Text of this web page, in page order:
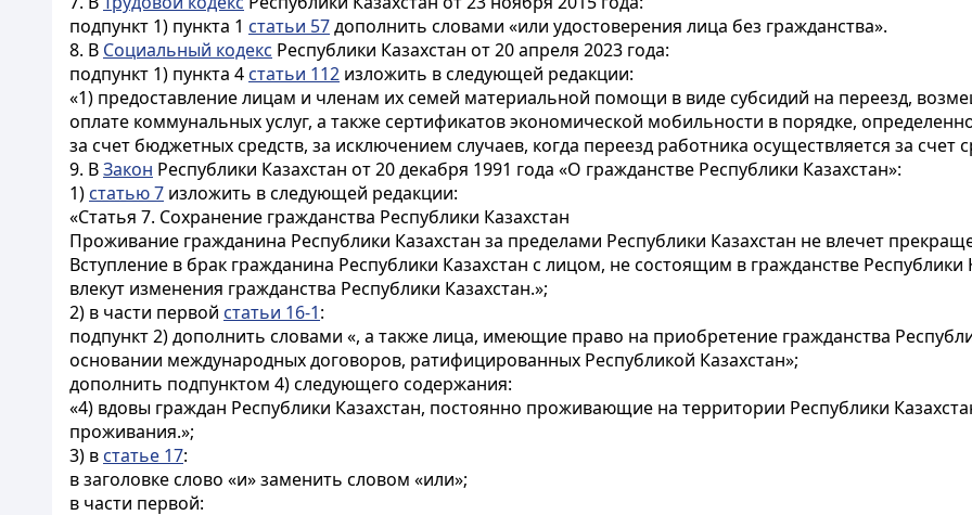
подпункт 1) пункта 1 статьи 57дополнить словами «или удостоверения лица без гражданства».
8. В Социальный кодекс Республики Казахстан от 20 апреля 2023 года:
подпункт 1) пункта 4 статьи 112 изложить в следующей редакции:
«1) предоставление лицам и членам их семей материальной помощи в виде субсидий на переезд,
оплате коммунальных услуг, а также сертификатов экономической мобильности в порядке,
за счет бюджетных средств, за исключением случаев, когда переезд работника осуществляется за счет
9. ВЗакон Республики Казахстан от 20 декабря 1991 года «О гражданстве Республики Казахстан»:
1) статью 7 изложить в следующей редакции:
«Статья 7. Сохранение гражданства Республики Казахстан
Проживание гражданина Республики Казахстан за пределами Республики Казахстан не влечет
Вступление в брак гражданина Республики Казахстан с лицом, не состоящим в гражданстве
влекут изменения гражданства Республики Казахстан.»;
2) в части первой статьи 16-1:
подпункт 2) дополнить словами «, а также лица, имеющие право на приобретение гражданства
основании международных договоров, ратифицированных Республикой Казахстан»;
дополнить подпунктом 4) следующего содержания:
«4) вдовы граждан Республики Казахстан, постоянно проживающие на территории Республики
проживания.»;
3) в статье 17:
в заголовке слово «и» заменить словом «или»;
в части первой: